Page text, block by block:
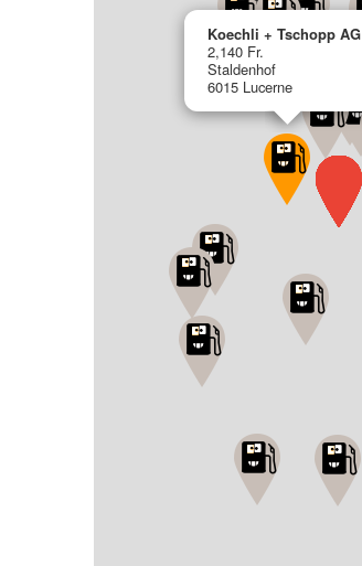
Koechli + Tschopp AG
2,140 Fr.
Staldenhof
6015 Lucerne